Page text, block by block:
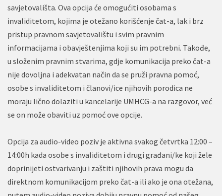
savjetovališta. Ova opcija će omogućiti osobama s
invaliditetom, kojima je otežano korišćenje čat-a, lak i brz
pristup pravnom savjetovalištu i svim pravnim
informacijama i obavještenjima koji su im potrebni. Takođe,
u složenim pravnim stvarima, gdje komunikacija preko čat-a
nije dovoljna i adekvatan način da se pruži pravna pomoć,
osobe s invaliditetom i članovi/ice njihovih porodica ne
moraju lično dolaziti u kancelarije UMHCG-a na razgovor, već
se on može obaviti uz pomoć ove opcije.
Opcija za audio-video poziv je aktivna svakog četvrtka 12:00 –
14:00h kada osobe s invaliditetom i drugi građani/ke koji žele
doprinijeti ostvarivanju i zaštiti njihovih prava mogu da
direktnom komunikacijom preko čat-a ili ako je ona otežana,